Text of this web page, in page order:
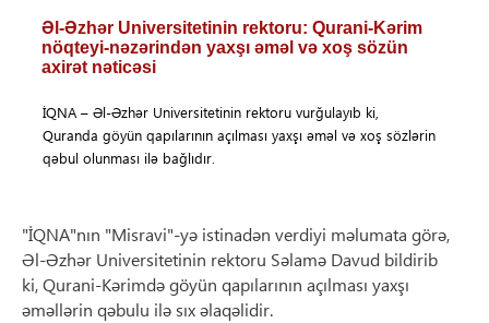
Əl-Əzhər Universitetinin rektoru: Qurani-Kərim
nöqteyi-nəzərindən yaxşı əməl və xoş sözün
axirət nəticəsi
İQNA – Əl-Əzhər Universitetinin rektoru vurğulayıb ki,
Quranda göyün qapılarının açılması yaxşı əməl və xoş sözlərin
qəbul olunması ilə bağlıdır.
"İQNA"nın "Misravi"-yə istinadən verdiyi məlumata görə,
Əl-Əzhər Universitetinin rektoru Səlamə Davud bildirib
ki, Qurani-Kərimdə göyün qapılarının açılması yaxşı
əməllərin qəbulu ilə sıx əlaqəlidir.